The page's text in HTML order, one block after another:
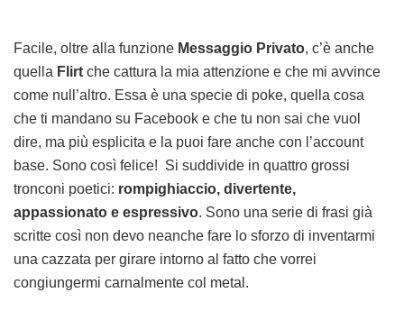
Facile, oltre alla funzione Messaggio Privato, c’è anche
quella Flirt che cattura la mia attenzione e che mi avvince
come null’altro. Essa è una specie di poke, quella cosa
che ti mandano su Facebook e che tu non sai che vuol
dire, ma più esplicita e la puoi fare anche con l’account
base. Sono così felice! Si suddivide in quattro grossi
tronconi poetici: rompighiaccio, divertente,
appassionato e espressivo. Sono una serie di frasi già
scritte così non devo neanche fare lo sforzo di inventarmi
una cazzata per girare intorno al fatto che vorrei
congiungermi carnalmente col metal.